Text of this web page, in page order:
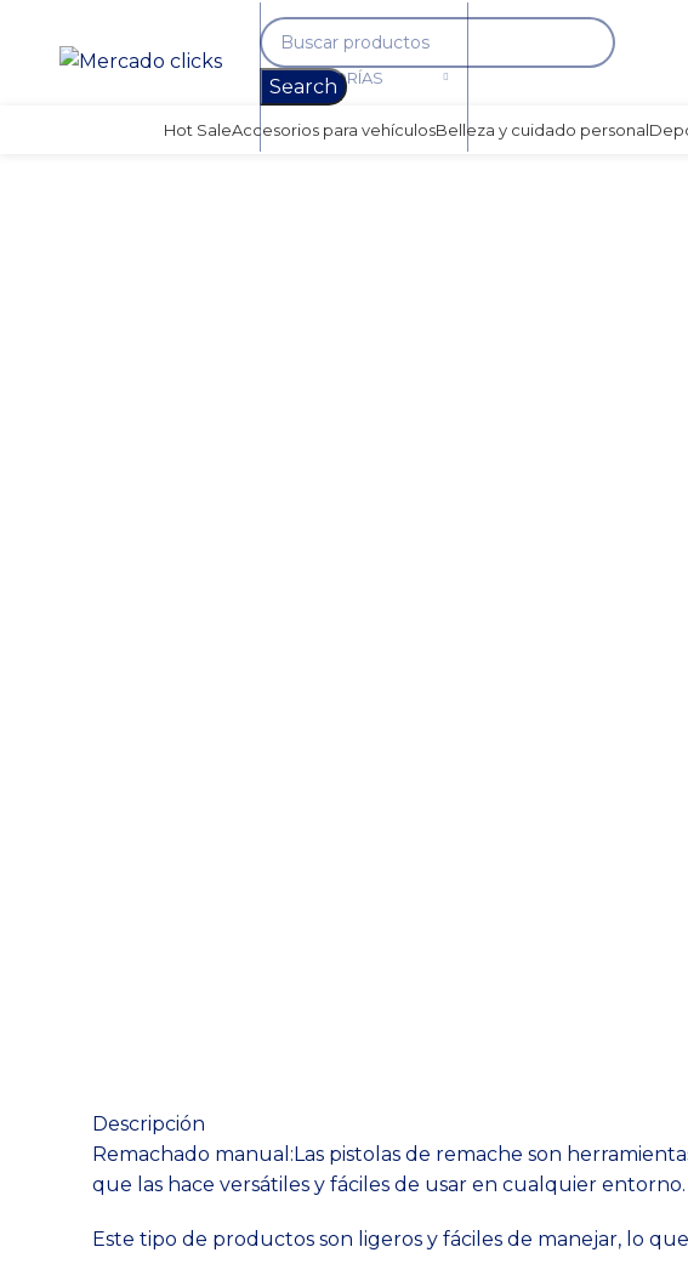
CATEGORÍAS
Search
Hot SaleAccesorios para vehículosBelleza y cuidado personal
Descripción
Remachado manual:Las pistolas de remache son
que las hace versátiles y fáciles de usar en cualquier entorno.
Este tipo de productos son ligeros y fáciles de manejar, lo